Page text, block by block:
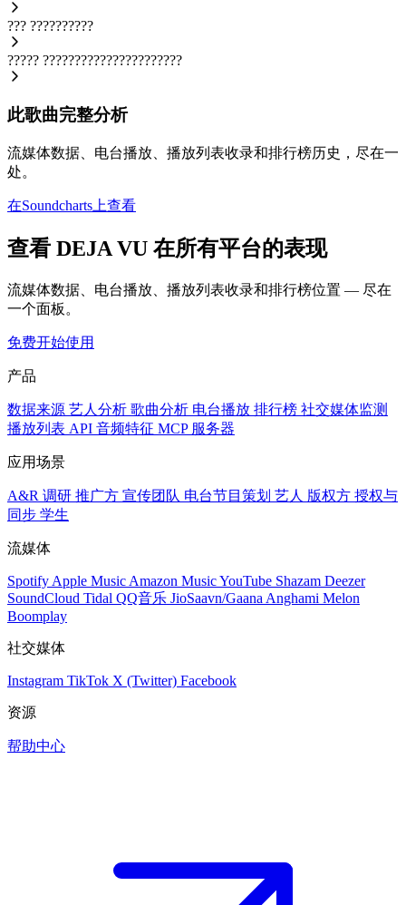
??? ??????????
????? ??????????????????????
此歌曲完整分析
流媒体数据、电台播放、播放列表收录和排行榜历史，尽在一
处。
在Soundcharts上查看
查看 DEJA VU 在所有平台的表现
流媒体数据、电台播放、播放列表收录和排行榜位置 — 尽在
一个面板。
免费开始使用
产品
数据来源 艺人分析 歌曲分析 电台播放 排行榜 社交媒体监测
播放列表 API 音频特征 MCP 服务器
应用场景
A&R 调研 推广方 宣传团队 电台节目策划 艺人 版权方 授权与
同步 学生
流媒体
Spotify Apple Music Amazon MusicYouTube Shazam Deezer
SoundCloud Tidal QQ音乐 JioSaavn/Gaana Anghami Melon
Boomplay
社交媒体
Instagram TikTok X (Twitter) Facebook
资源
帮助中心